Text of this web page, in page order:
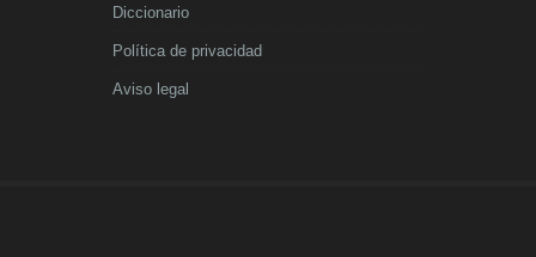
Diccionario
Política de privacidad
Aviso legal